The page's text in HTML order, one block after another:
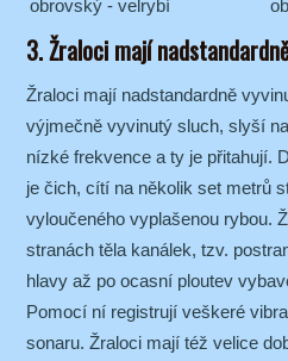
obrovský - velrybí
3. Žraloci mají
Žraloci mají nadstandardně
výjmečně vyvinutý sluch, slyší
nízké frekvence a ty je přitahují.
je čich, cítí na několik set metrů
vyloučeného vyplašenou rybou.
stranách těla kanálek, tzv.
hlavy až po ocasní ploutev
Pomocí ní registrují veškeré
sonaru. Žraloci mají též velice